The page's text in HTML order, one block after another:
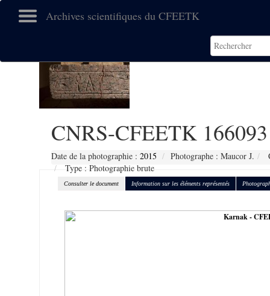
Archives scientifiques du CFEETK
CNRS-CFEETK 166093
Date de la photographie : 2015 Photographe : Maucor J.
Type : Photographie brute
Consulter le document Information sur les éléments représentés